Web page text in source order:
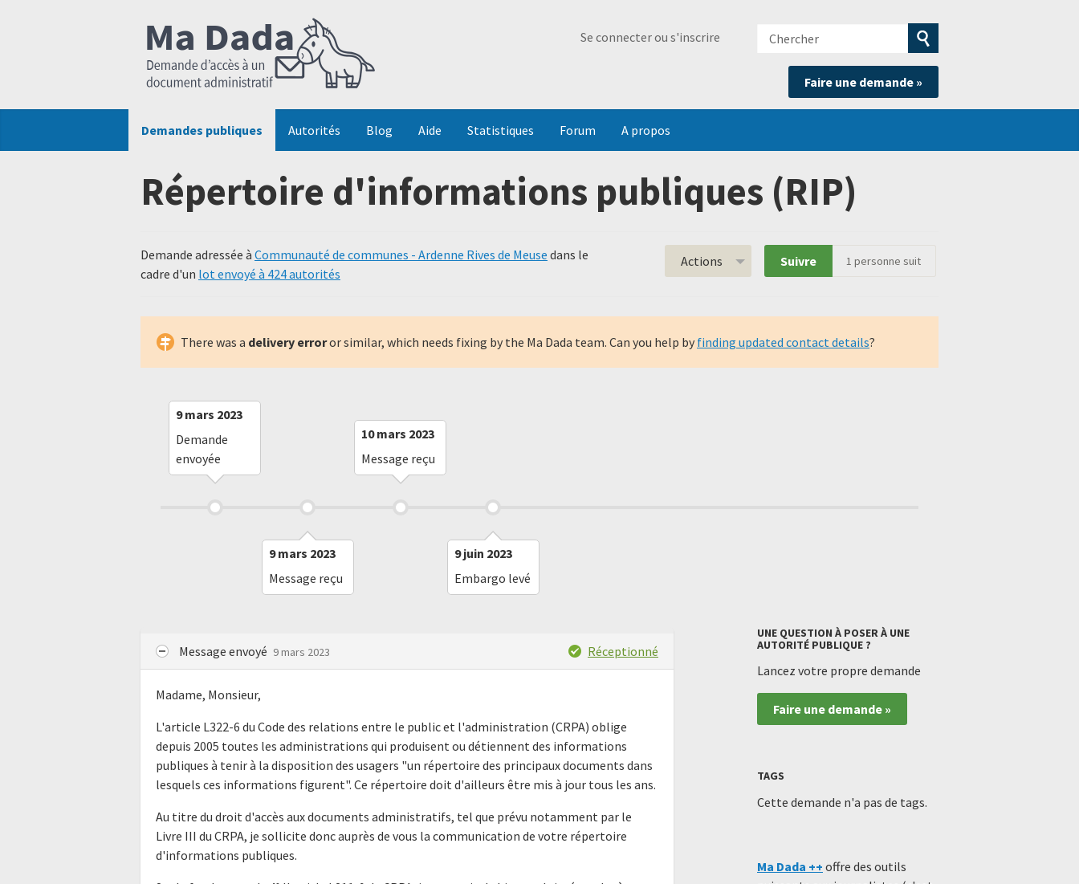
Se connecter ou s'inscrire
Chercher
Soumettre
la
recherche
Faire une demande »
Demandes publiques Autorités Blog Aide Statistiques Forum A propos
Répertoire d'informations publiques (RIP)
Demande adressée à Communauté de communes - Ardenne Rives de Meuse dans le
cadre d'un lot envoyé à 424 autorités
Actions Suivre 1 personne suit
There was a delivery erroror similar, which needs fixing by the Ma Dada team. Can you help by finding updated contact details?
9 mars 2023
Demande
envoyée
9 mars 2023
Message reçu
10 mars 2023
Message reçu
9 juin 2023
Embargo levé
Message envoyé 9 mars 2023 Réceptionné
Madame, Monsieur,
L'article L322-6 du Code des relations entre le public et l'administration (CRPA) oblige
depuis 2005 toutes les administrations qui produisent ou détiennent des informations
publiques à tenir à la disposition des usagers "un répertoire des principaux documents dans
lesquels ces informations figurent". Ce répertoire doit d'ailleurs être mis à jour tous les ans.
Au titre du droit d'accès aux documents administratifs, tel que prévu notamment par le
Livre III du CRPA, je sollicite donc auprès de vous la communication de votre répertoire
d'informations publiques.
UNE QUESTION À POSER À UNE
AUTORITÉ PUBLIQUE ?
Lancez votre propre demande
Faire une demande »
TAGS
Cette demande n'a pas de tags.
Ma Dada ++ offre des outils